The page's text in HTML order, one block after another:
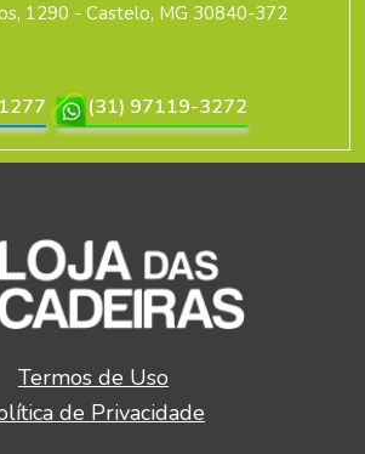
1290 - Castelo, MG 30840-372
(31) 97119-3272
Termos de Uso
de Privacidade